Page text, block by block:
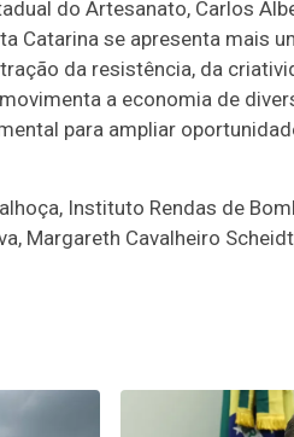
do Artesanato, Carlos
Catarina se apresenta mais
da resistência, da
a economia de
para ampliar
Instituto Rendas de
Margareth Cavalheiro